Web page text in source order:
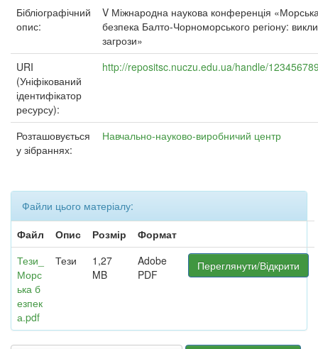
Бібліографічний
опис:
V Міжнародна наукова конференція
безпека Балто-Чорноморського регіону:
загрози»
URI
(Уніфікований
ідентифікатор
ресурсу):
http://repositsc.nuczu.edu.ua/handle/
Розташовується
у зібраннях:
Навчально-науково-виробничий центр
Файли цього матеріалу:
Файл
Опис Розмір
Формат
Тези_
Морс
ька б
езпек
а.pdf
Тези
1,27
MB
Adobe
PDF
Переглянути/Відкрити